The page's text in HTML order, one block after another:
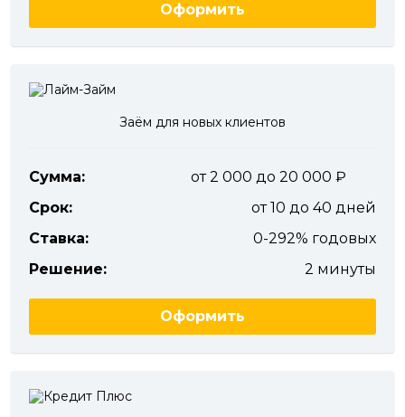
Оформить
Заём для новых клиентов
Сумма:
от 2 000 до 20 000
Срок:
от 10 до 40 дней
Ставка:
0-292% годовых
Решение:
2 минуты
Оформить